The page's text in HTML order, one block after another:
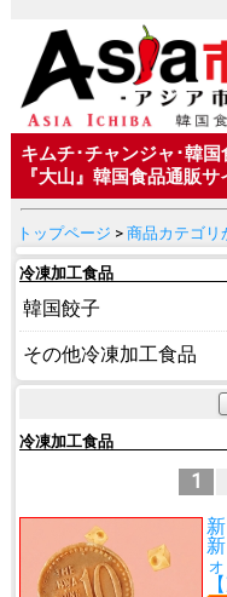
キムチ･チャンジャ･韓国
『大山』韓国食品通販サ
トップページ > 商品カテゴリ
冷凍加工食品
韓国餃子
その他冷凍加工食品
冷凍加工食品
1